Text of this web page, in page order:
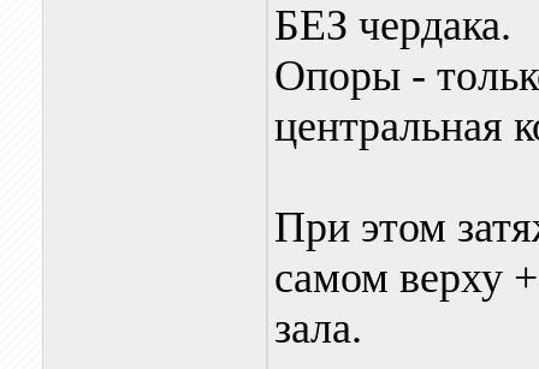
БЕЗ чердака.
Опоры -
центральная
При этом
самом верху
зала.